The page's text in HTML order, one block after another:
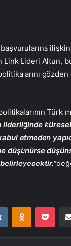
ilişkin
Lideri Altun,
Türk
liderliğinde
etmeden
düşünürse
VKontakteOdnoklassniki
Pocket